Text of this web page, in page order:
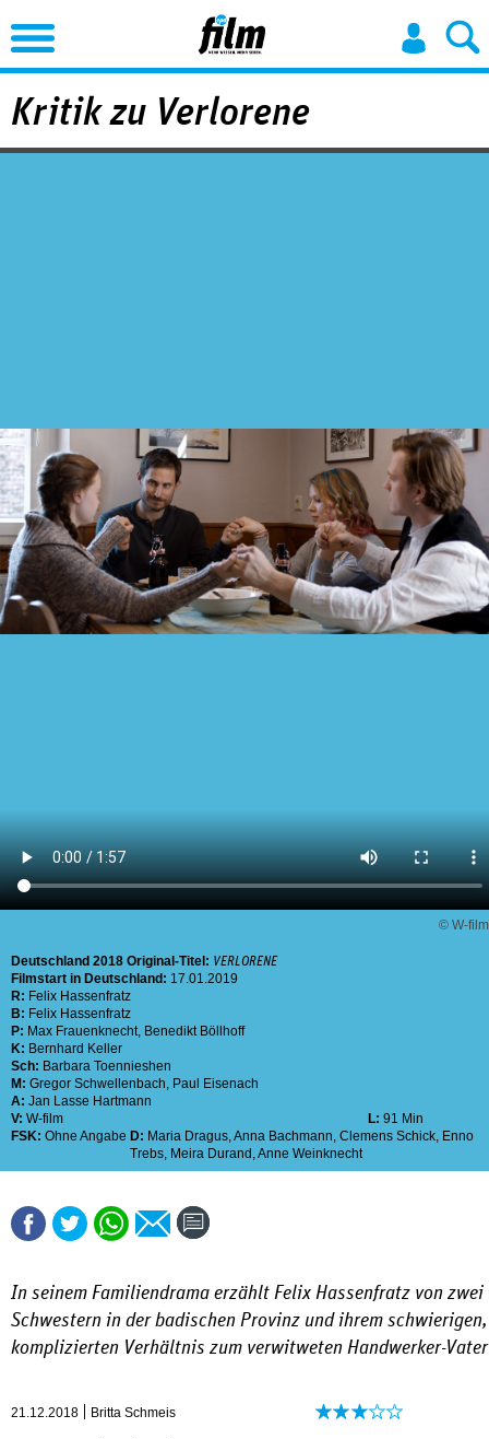
Jump to Navigation
Kritik zu Verlorene
© W-film
Deutschland 2018 Original-Titel: VERLORENE
Filmstart in Deutschland: 17.01.2019
R: Felix Hassenfratz
B: Felix Hassenfratz
P: Max Frauenknecht, Benedikt Böllhoff
K: Bernhard Keller
Sch: Barbara Toennieshen
M: Gregor Schwellenbach, Paul Eisenach
A: Jan Lasse Hartmann
V: W-film L: 91 Min
FSK: Ohne Angabe D: Maria Dragus,Anna Bachmann, Clemens Schick, Enno
Trebs, Meira Durand ,Anne Weinknecht
In seinem Familiendrama erzählt Felix Hassenfratz von zwei
Schwestern in der badischen Provinz und ihrem schwierigen,
komplizierten Verhältnis zum verwitweten Handwerker-Vater
21.12.2018 Britta Schmeis